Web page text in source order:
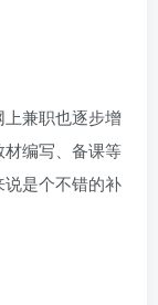
兼职也逐步增
编写、备课等
是个不错的补